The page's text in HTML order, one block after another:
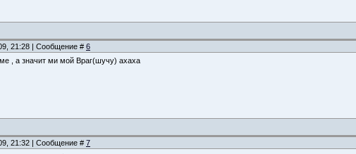
21:28 | Сообщение # 6
, а значит ми мой Враг(шучу) ахаха
21:32 | Сообщение # 7